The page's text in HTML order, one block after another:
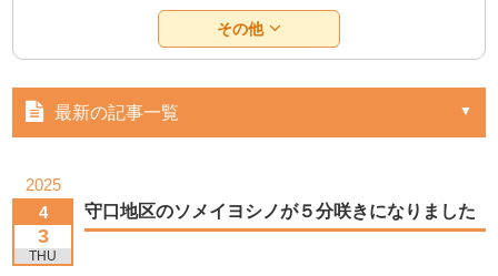
その他
最新の記事一覧
2025
4
3
THU
守口地区のソメイヨシノが５分咲きになりました